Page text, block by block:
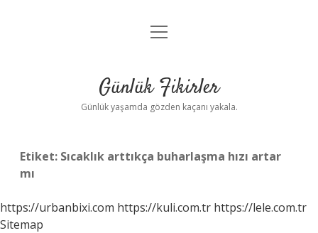
Anasayfa
Yasal Uyarı
menüyü
Günlük Fikirler
Günlük yaşamda gözden kaçanı yakala.
Etiket: Sıcaklık arttıkça buharlaşma hızı artar
mı
https://urbanbixi.com https://kuli.com.tr https://lele.com.tr
Sitemap